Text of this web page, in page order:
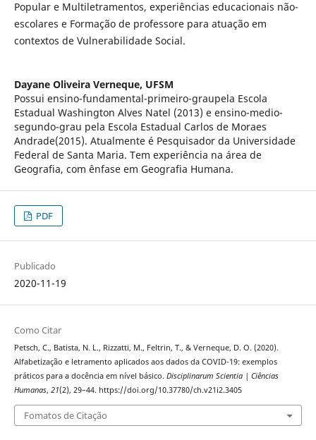
Popular e Multiletramentos, experiências educacionais não-
escolares e Formação de professore para atuação em
contextos de Vulnerabilidade Social.
Dayane Oliveira Verneque, UFSM
Possui ensino-fundamental-primeiro-graupela Escola
Estadual Washington Alves Natel (2013) e ensino-medio-
segundo-grau pela Escola Estadual Carlos de Moraes
Andrade(2015). Atualmente é Pesquisador da Universidade
Federal de Santa Maria. Tem experiência na área de
Geografia, com ênfase em Geografia Humana.
PDF
Publicado
2020-11-19
Como Citar
Petsch, C., Batista, N. L., Rizzatti, M., Feltrin, T., & Verneque, D. O. (2020).
Alfabetização e letramento aplicados aos dados da COVID-19: exemplos
práticos para a docência em nível básico. Disciplinarum Scientia | Ciências
Humanas, 21(2), 29–44. https://doi.org/10.37780/ch.v21i2.3405
Fomatos de Citação